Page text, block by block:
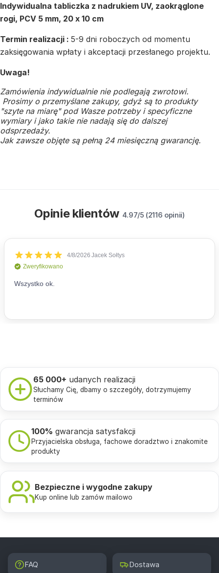
Indywidualna tabliczka z nadrukiem UV, zaokrąglone
rogi, PCV 5 mm, 20 x 10 cm
Termin realizacji : 5-9 dni roboczych od momentu
zaksięgowania wpłaty i akceptacji przesłanego projektu.
Uwaga!
Zamówienia indywidualnie nie podlegają zwrotowi.
Prosimy o przemyślane zakupy, gdyż są to produkty
"szyte na miarę" pod Wasze potrzeby i specyficzne
wymiary i jako takie nie nadają się do dalszej
odsprzedaży.
Jak zawsze objęte są pełną 24 miesięczną gwarancję.
Opinie klientów 4.97/5 (2116 opinii)
65 000+ udanych realizacji
Słuchamy Cię, dbamy o szczegóły, dotrzymujemy
terminów
100% gwarancja satysfakcji
Przyjacielska obsługa, fachowe doradztwo i znakomite
produkty
Bezpieczne i wygodne zakupy
Kup online lub zamów mailowo
FAQ Dostawa